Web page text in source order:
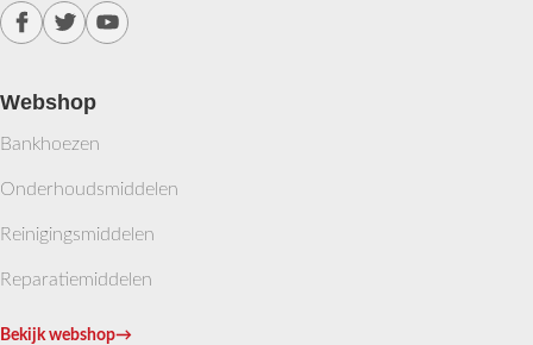
Webshop
Bankhoezen
Onderhoudsmiddelen
Reinigingsmiddelen
Reparatiemiddelen
Bekijk webshop→